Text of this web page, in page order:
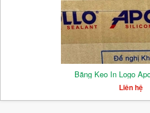
Băng Keo In Logo
Liên hệ